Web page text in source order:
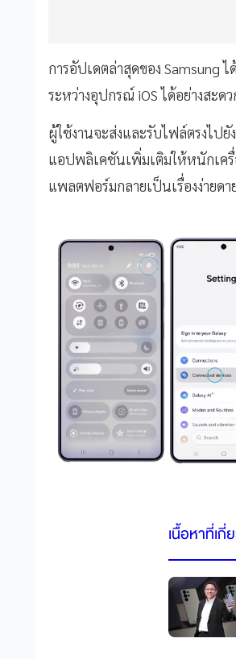
การอัปเดตล่าสุดของ Samsung
ระหว่างอุปกรณ์ iOS ได้อย่างสะด
ผู้ใช้งานจะส่งและรับไฟล์ตรงไป
แอปพลิเคชันเพิ่มเติมให้หนักเค
แพลตฟอร์มกลายเป็นเรื่องง่ายดา
เนื้อหาที่เกี่